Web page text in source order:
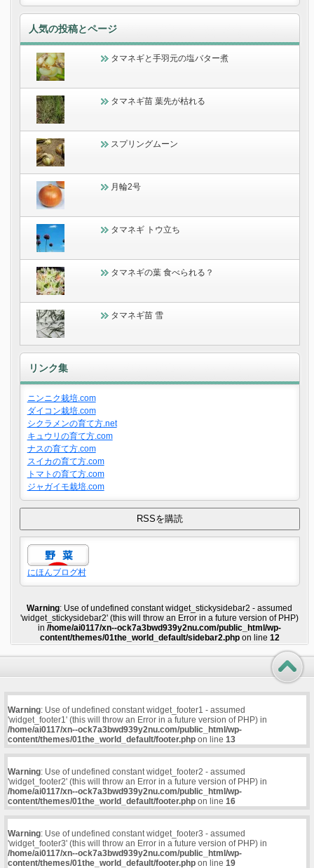
人気の投稿とページ
タマネギと手羽元の塩バター煮
タマネギ苗 葉先が枯れる
スプリングムーン
月輪2号
タマネギ トウ立ち
タマネギの葉 食べられる？
タマネギ苗 雪
リンク集
ニンニク栽培.com
ダイコン栽培.com
シクラメンの育て方.net
キュウリの育て方.com
ナスの育て方.com
スイカの育て方.com
トマトの育て方.com
ジャガイモ栽培.com
にほんブログ村
Warning: Use of undefined constant widget_stickysidebar2 - assumed
'widget_stickysidebar2' (this will throw an Error in a future version of PHP)
in/home/ai0117/xn--ock7a3bwd939y2nu.com/public_html/wp-
content/themes/01the_world_default/sidebar2.phpon line 12
Warning: Use of undefined constant widget_footer1 - assumed
'widget_footer1' (this will throw an Error in a future version of PHP) in
/home/ai0117/xn--ock7a3bwd939y2nu.com/public_html/wp-
content/themes/01the_world_default/footer.phpon line 13
Warning: Use of undefined constant widget_footer2 - assumed
'widget_footer2' (this will throw an Error in a future version of PHP) in
/home/ai0117/xn--ock7a3bwd939y2nu.com/public_html/wp-
content/themes/01the_world_default/footer.phpon line 16
Warning: Use of undefined constant widget_footer3 - assumed
'widget_footer3' (this will throw an Error in a future version of PHP) in
/home/ai0117/xn--ock7a3bwd939y2nu.com/public_html/wp-
content/themes/01the_world_default/footer.phpon line 19